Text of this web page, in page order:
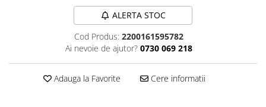
ALERTA STOC
Cod Produs: 2200161595782
Ai nevoie de ajutor? 0730 069 218
Adauga la Favorite Cere informatii